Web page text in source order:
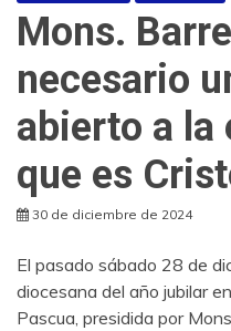
Mons.
necesario
abierto a la
que es
30 de diciembre de 2024
El pasado sábado 28 de
diocesana del año jubilar
Pascua, presidida por